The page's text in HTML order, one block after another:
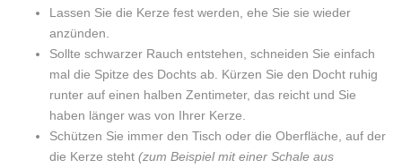
Lassen Sie die Kerze fest werden, ehe Sie sie wieder
anzünden.
Sollte schwarzer Rauch entstehen, schneiden Sie einfach
mal die Spitze des Dochts ab. Kürzen Sie den Docht ruhig
runter auf einen halben Zentimeter, das reicht und Sie
haben länger was von Ihrer Kerze.
Schützen Sie immer den Tisch oder die Oberfläche, auf der
die Kerze steht (zum Beispiel mit einer Schale aus